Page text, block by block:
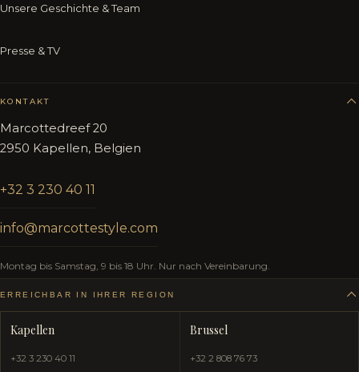
Unsere Geschichte & Team
Presse & TV
KONTAKT
Marcottedreef 20
2950 Kapellen, Belgien
+32 3 230 40 11
info@marcottestyle.com
Montag bis Samstag, 9 bis 18 Uhr. Nur nach Vereinbarung.
ERREICHBAR IN IHRER REGION
Kapellen
+32 3 230 40 11
Brussel
+32 2 808 76 73